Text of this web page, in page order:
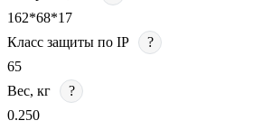
162*68*17
Класс защиты по IP
?
65
Вес, кг
?
0.250